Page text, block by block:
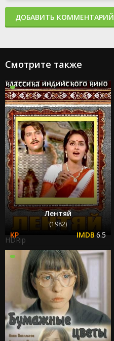
ДОБАВИТЬ КОММЕНТАРИЙ
Смотрите также
Лентяй
(1982)
6.5
HDRip